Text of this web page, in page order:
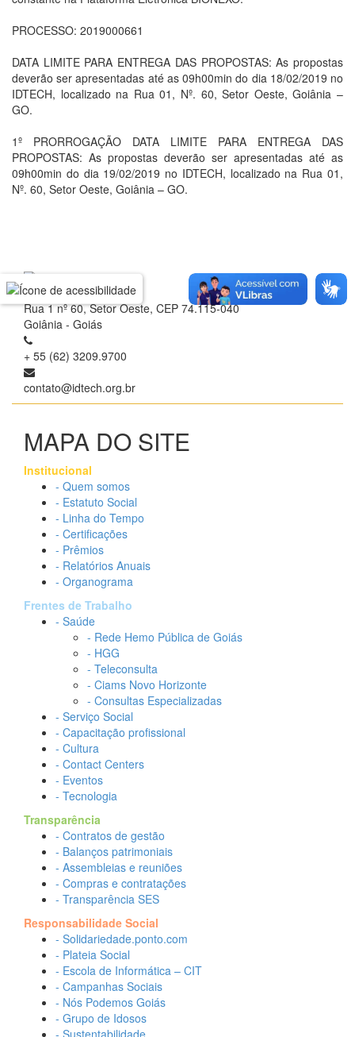
PROCESSO: 2019000661
DATA LIMITE PARA ENTREGA DAS PROPOSTAS: As propostas
deverão ser apresentadas até as 09h00min do dia 18/02/2019 no
IDTECH, localizado na Rua 01, Nº. 60, Setor Oeste, Goiânia –
GO.
1º PRORROGAÇÃO DATA LIMITE PARA ENTREGA DAS
PROPOSTAS: As propostas deverão ser apresentadas até as
09h00min do dia 19/02/2019 no IDTECH, localizado na Rua 01,
Nº. 60, Setor Oeste, Goiânia – GO.
Rua 1 nº 60, Setor Oeste, CEP 74.115-040
Goiânia - Goiás
+ 55 (62) 3209.9700
contato@idtech.org.br
MAPA DO SITE
Institucional
- Quem somos
- Estatuto Social
- Linha do Tempo
- Certificações
- Prêmios
- Relatórios Anuais
- Organograma
Frentes de Trabalho
- Saúde
- Rede Hemo Pública de Goiás
- HGG
- Teleconsulta
- Ciams Novo Horizonte
- Consultas Especializadas
- Serviço Social
- Capacitação profissional
- Cultura
- Contact Centers
- Eventos
- Tecnologia
Transparência
- Contratos de gestão
- Balanços patrimoniais
- Assembleias e reuniões
- Compras e contratações
- Transparência SES
Responsabilidade Social
- Solidariedade.ponto.com
- Plateia Social
- Escola de Informática – CIT
- Campanhas Sociais
- Nós Podemos Goiás
- Grupo de Idosos